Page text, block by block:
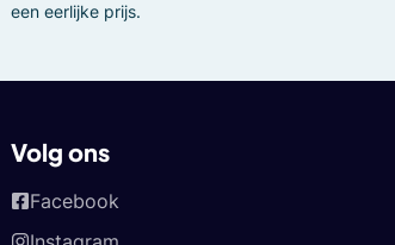
een eerlijke prijs.
Volg ons
Facebook